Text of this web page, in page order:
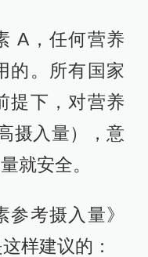
A，任何营养
的。所有国家
提下，对营养
摄入量），意
就安全。
参考摄入量》
样建议的：